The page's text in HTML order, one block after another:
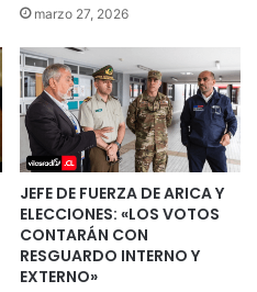
marzo 27, 2026
JEFE DE FUERZA DE ARICA Y
ELECCIONES: «LOS VOTOS
CONTARÁN CON
RESGUARDO INTERNO Y
EXTERNO»